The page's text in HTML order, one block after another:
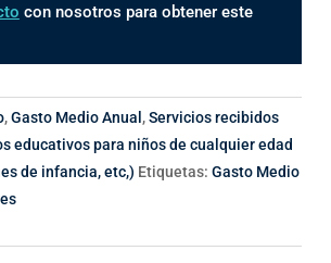
con nosotros para obtener este
,Gasto Medio Anual ,Servicios recibidos
educativos para niños de cualquier edad
de infancia, etc,) Etiquetas: Gasto Medio